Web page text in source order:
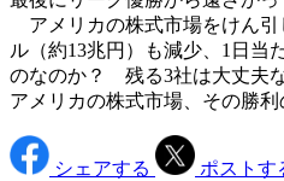
アメリカの株式市場をけん引
ル（約13兆円）も減少、1日当
のなのか？ 残る3社は大丈夫
アメリカの株式市場、その勝
シェアする
ポストす